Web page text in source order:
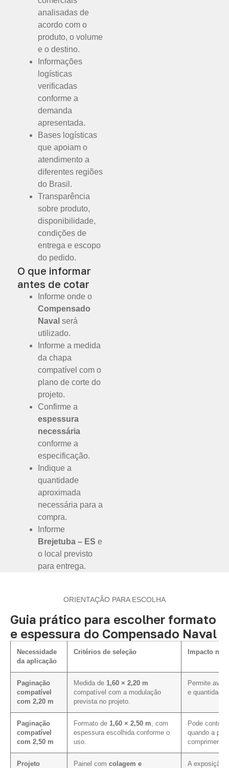
analisadas de
acordo com o
produto, o volume
e o destino.
Informações
logísticas
verificadas
conforme a
demanda
apresentada.
Bases logísticas
que apoiam o
atendimento a
diferentes regiões
do Brasil.
Transparência
sobre produto,
disponibilidade,
condições de
entrega e escopo
do pedido.
O que informar
antes de cotar
Informe onde o
Compensado
Naval será
utilizado.
Informe a medida
da chapa
compatível com o
plano de corte do
projeto.
Confirme a
espessura
necessária
conforme a
especificação.
Indique a
quantidade
aproximada
necessária para a
compra.
Informe
Brejetuba – ES e
o local previsto
para entrega.
ORIENTAÇÃO PARA ESCOLHA
Guia prático para escolher formato
e espessura do Compensado Naval
Necessidade
da aplicação
Critérios de seleção Impacto na
Paginação
compatível
com 2,20 m
Medida de 1,60 × 2,20 m
compatível com a modulação
prevista no projeto.
Permite
e quantidade
Paginação
compatível
com 2,50 m
Formato de 1,60 × 2,50 m , com
espessura escolhida conforme o
uso.
Pode
quando a
comprimento
Projeto
Painel com colagem e
A exposição